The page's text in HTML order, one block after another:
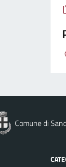
Comune di